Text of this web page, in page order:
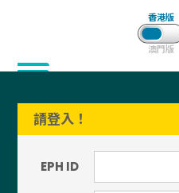
香港版
澳門版
請登入！
EPH ID